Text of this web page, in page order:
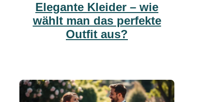
Elegante Kleider – wie
wählt man das perfekte
Outfit aus?